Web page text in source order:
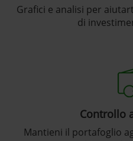
Grafici e analisi per
di
Controllo
Mantieni il portafoglio